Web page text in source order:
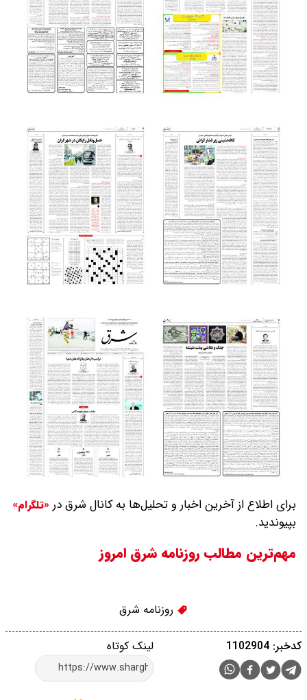
برای اطلاع از آخرین اخبار و تحلیل‌ها به کانال شرق در «تلگرام»
بپیوندید.
مهم‌ترین مطالب روزنامه شرق امروز
روزنامه شرق
لینک کوتاه کدخبر: 1102904